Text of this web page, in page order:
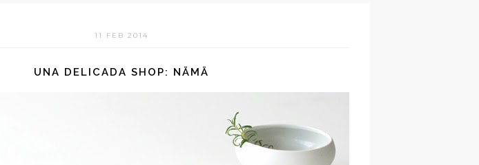
11 FEB 2014
UNA DELICADA SHOP: NÄMÄ